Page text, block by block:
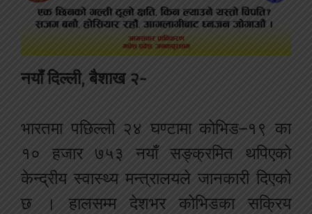
नयाँ दिल्ली, बैशाख २-
भारतमा पछिल्लो २४ घण्टामा कोभिड–१९ का
१० हजार ७५३ नयाँ सङ्क्रमित थपिएको
केन्द्रीय स्वास्थ्य मन्त्रालयले जानकारी दिएको
छ । हालसम्म देशभर कोभिडका सक्रिय